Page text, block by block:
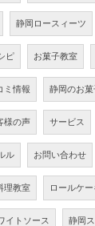
静岡ロースィーツ
ピ お菓子教室
ミ情報 静岡のお菓
様の声 サービス
ル お問い合わせ
理教室 ロールケー
イトソース 静岡